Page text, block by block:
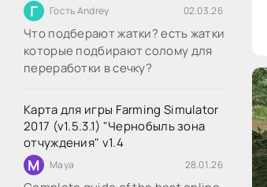
Г Гость Andrey 02.03.26
Что подберают жатки? есть жатки
которые подбирают солому для
переработки в сечку?
Карта для игры Farming Simulator
2017 (v1.5.3.1) "Чернобыль зона
отчуждения" v1.4
M Maya 28.01.26
0